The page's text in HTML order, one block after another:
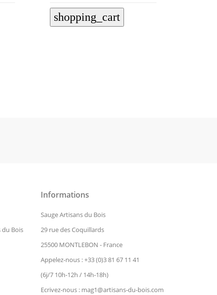
du Bois
Informations
Sauge Artisans du Bois
29 rue des Coquillards
25500 MONTLEBON - France
Appelez-nous :+33 (0)3 81 67 11 41
(6j/7 10h-12h / 14h-18h)
Ecrivez-nous : mag1@artisans-du-bois.com